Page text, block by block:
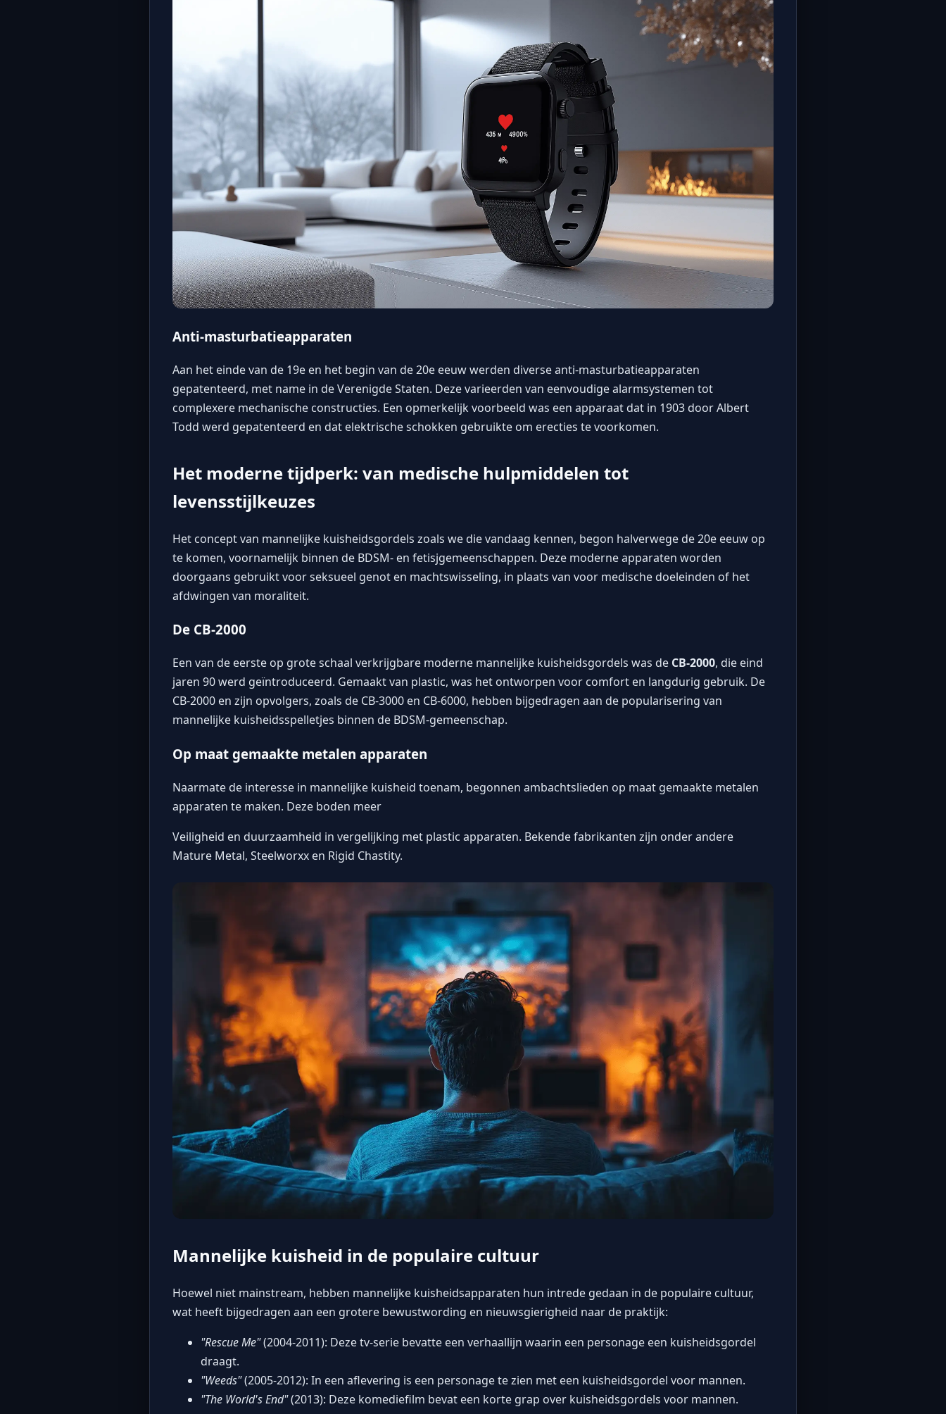
Anti-masturbatieapparaten
Aan het einde van de 19e en het begin van de 20e eeuw werden diverse anti-masturbatieapparaten
gepatenteerd, met name in de Verenigde Staten. Deze varieerden van eenvoudige alarmsystemen tot
complexere mechanische constructies. Een opmerkelijk voorbeeld was een apparaat dat in 1903 door Albert
Todd werd gepatenteerd en dat elektrische schokken gebruikte om erecties te voorkomen.
Het moderne tijdperk: van medische hulpmiddelen tot
levensstijlkeuzes
Het concept van mannelijke kuisheidsgordels zoals we die vandaag kennen, begon halverwege de 20e eeuw op
te komen, voornamelijk binnen de BDSM- en fetisjgemeenschappen. Deze moderne apparaten worden
doorgaans gebruikt voor seksueel genot en machtswisseling, in plaats van voor medische doeleinden of het
afdwingen van moraliteit.
De CB-2000
Een van de eerste op grote schaal verkrijgbare moderne mannelijke kuisheidsgordels was de CB-2000, die eind
jaren 90 werd geïntroduceerd. Gemaakt van plastic, was het ontworpen voor comfort en langdurig gebruik. De
CB-2000 en zijn opvolgers, zoals de CB-3000 en CB-6000, hebben bijgedragen aan de popularisering van
mannelijke kuisheidsspelletjes binnen de BDSM-gemeenschap.
Op maat gemaakte metalen apparaten
Naarmate de interesse in mannelijke kuisheid toenam, begonnen ambachtslieden op maat gemaakte metalen
apparaten te maken. Deze boden meer
Veiligheid en duurzaamheid in vergelijking met plastic apparaten. Bekende fabrikanten zijn onder andere
Mature Metal, Steelworxx en Rigid Chastity.
Mannelijke kuisheid in de populaire cultuur
Hoewel niet mainstream, hebben mannelijke kuisheidsapparaten hun intrede gedaan in de populaire cultuur,
wat heeft bijgedragen aan een grotere bewustwording en nieuwsgierigheid naar de praktijk:
"Rescue Me"(2004-2011): Deze tv-serie bevatte een verhaallijn waarin een personage een kuisheidsgordel
draagt.
"Weeds"(2005-2012): In een aflevering is een personage te zien met een kuisheidsgordel voor mannen.
"The World's End"(2013): Deze komediefilm bevat een korte grap over kuisheidsgordels voor mannen.